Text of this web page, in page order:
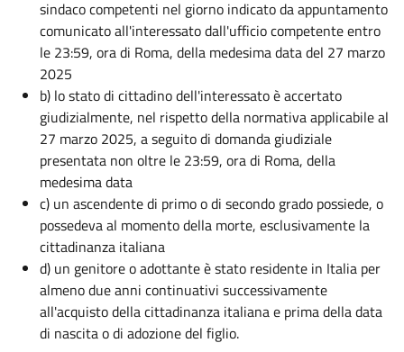
sindaco competenti nel giorno indicato da appuntamento
comunicato all'interessato dall'ufficio competente entro
le 23:59, ora di Roma, della medesima data del 27 marzo
2025
b) lo stato di cittadino dell'interessato è accertato
giudizialmente, nel rispetto della normativa applicabile al
27 marzo 2025, a seguito di domanda giudiziale
presentata non oltre le 23:59, ora di Roma, della
medesima data
c) un ascendente di primo o di secondo grado possiede, o
possedeva al momento della morte, esclusivamente la
cittadinanza italiana
d) un genitore o adottante è stato residente in Italia per
almeno due anni continuativi successivamente
all'acquisto della cittadinanza italiana e prima della data
di nascita o di adozione del figlio.